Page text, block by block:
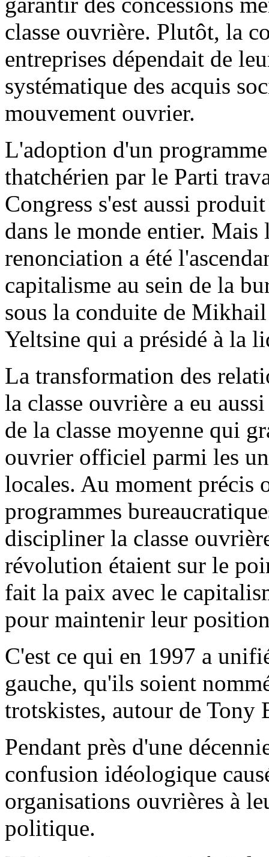
classe ouvrière. Plutôt, la
entreprises dépendait de
systématique des acquis
mouvement ouvrier.
L'adoption d'un
thatchérien par le Parti
Congress s'est aussi
dans le monde entier.
renonciation a été
capitalisme au sein de la
sous la conduite de
Yeltsine qui a présidé à la
La transformation des
la classe ouvrière a eu
de la classe moyenne qui
ouvrier officiel parmi les
locales. Au moment précis
programmes
discipliner la classe
révolution étaient sur le
fait la paix avec le
pour maintenir leur
C'est ce qui en 1997 a
gauche, qu'ils soient
trotskistes, autour de
Pendant près d'une
confusion idéologique
organisations ouvrières à
politique.